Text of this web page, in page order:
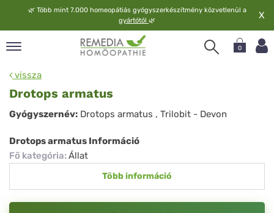
🌿 Több mint 7.000 homeopátiás gyógyszerkészítmény közvetlenül a
gyártótól 🌿 X
0
vissza
Drotops armatus
Drotops
armatus
Gyógyszernév: Drotops armatus , Trilobit - Devon
Drotops armatus Információ
Fő kategória: Állat
Több információ